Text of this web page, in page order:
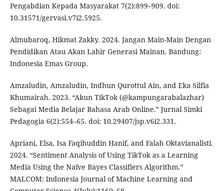
Pengabdian Kepada Masyarakat 7(2):899–909. doi:
10.31571/gervasi.v7i2.5925.
Almubaroq, Hikmat Zakky. 2024. Jangan Main-Main Dengan
Pendidikan Atau Akan Lahir Generasi Mainan. Bandung:
Indonesia Emas Group.
Amzaludin, Amzaludin, Indhun Qurottul Ain, and Eka Silfia
Khumairah. 2023. “Akun TikTok (@kampungarabalazhar)
Sebagai Media Belajar Bahasa Arab Online.” Jurnal Simki
Pedagogia 6(2):554–65. doi: 10.29407/jsp.v6i2.331.
Apriani, Elsa, Isa Faqihuddin Hanif, and Falah Oktavianalisti.
2024. “Sentiment Analysis of Using TikTok as a Learning
Media Using the Naïve Bayes Classifiers Algorithm.”
MALCOM: Indonesia Journal of Machine Learning and